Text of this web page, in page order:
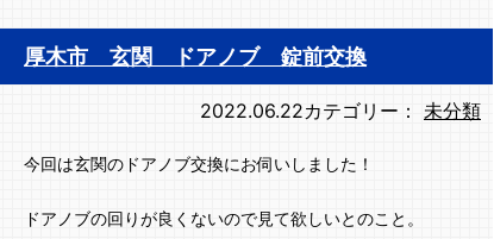
厚木市 玄関 ドアノブ 錠前交換
2022.06.22カテゴリー： 未分類
今回は玄関のドアノブ交換にお伺いしました！
ドアノブの回りが良くないので見て欲しいとのこと。